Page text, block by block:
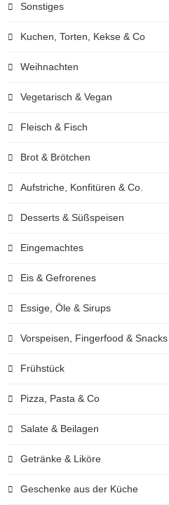
Sonstiges
Kuchen, Torten, Kekse & Co
Weihnachten
Vegetarisch & Vegan
Fleisch & Fisch
Brot & Brötchen
Aufstriche, Konfitüren & Co.
Desserts & Süßspeisen
Eingemachtes
Eis & Gefrorenes
Essige, Öle & Sirups
Vorspeisen, Fingerfood & Snacks
Frühstück
Pizza, Pasta & Co
Salate & Beilagen
Getränke & Liköre
Geschenke aus der Küche